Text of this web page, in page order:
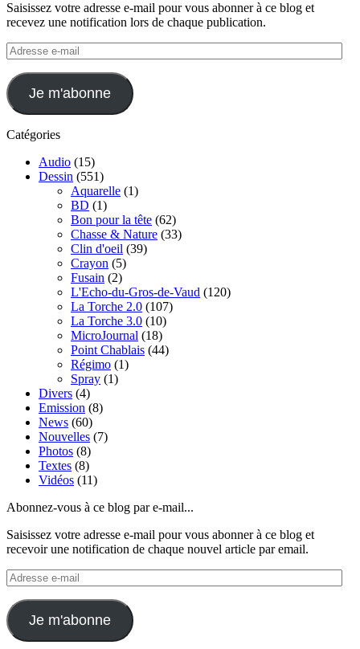
Saisissez votre adresse e-mail pour vous abonner à ce blog et
recevez une notification lors de chaque publication.
Adresse
e-
mail
Je m'abonne
Catégories
Audio (15)
Dessin (551)
Aquarelle (1)
BD (1)
Bon pour la tête (62)
Chasse & Nature (33)
Clin d'oeil (39)
Crayon (5)
Fusain (2)
L'Echo-du-Gros-de-Vaud (120)
La Torche 2.0 (107)
La Torche 3.0 (10)
MicroJournal (18)
Point Chablais (44)
Régimo (1)
Spray (1)
Divers (4)
Emission (8)
News (60)
Nouvelles (7)
Photos (8)
Textes (8)
Vidéos (11)
Abonnez-vous à ce blog par e-mail...
Saisissez votre adresse e-mail pour vous abonner à ce blog et
recevoir une notification de chaque nouvel article par email.
Adresse
e-
mail
Je m'abonne